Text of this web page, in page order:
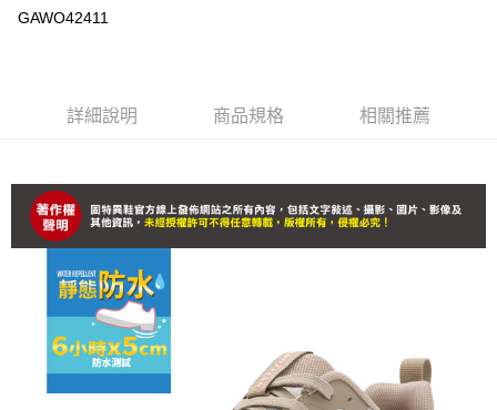
GAWO42411
詳細說明 商品規格 相關推薦